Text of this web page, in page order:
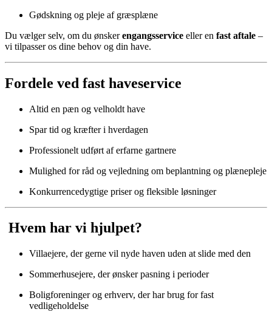
Gødskning og pleje af græsplæne
Du vælger selv, om du ønskerengangsservice eller en fast aftale –
vi tilpasser os dine behov og din have.
Fordele ved fast haveservice
Altid en pæn og velholdt have
Spar tid og kræfter i hverdagen
Professionelt udført af erfarne gartnere
Mulighed for råd og vejledning om beplantning og plænepleje
Konkurrencedygtige priser og fleksible løsninger
️ Hvem har vi hjulpet?
Villaejere, der gerne vil nyde haven uden at slide med den
Sommerhusejere, der ønsker pasning i perioder
Boligforeninger og erhverv, der har brug for fast
vedligeholdelse